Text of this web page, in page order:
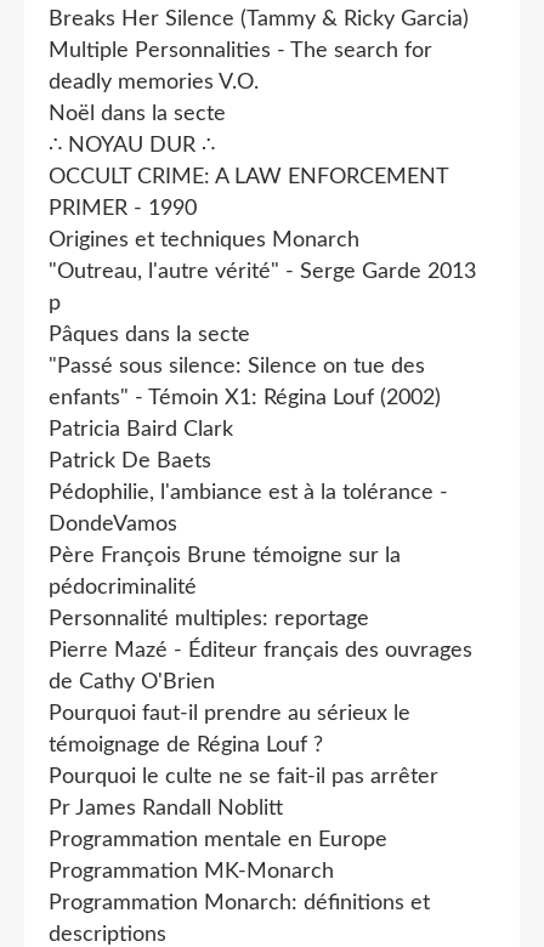
Breaks Her Silence (Tammy & Ricky Garcia)
Multiple Personnalities - The search for
deadly memories V.O.
Noël dans la secte
∴ NOYAU DUR ∴
OCCULT CRIME: A LAW ENFORCEMENT
PRIMER - 1990
Origines et techniques Monarch
"Outreau, l'autre vérité" - Serge Garde 2013
p
Pâques dans la secte
"Passé sous silence: Silence on tue des
enfants" - Témoin X1: Régina Louf (2002)
Patricia Baird Clark
Patrick De Baets
Pédophilie, l'ambiance est à la tolérance -
DondeVamos
Père François Brune témoigne sur la
pédocriminalité
Personnalité multiples: reportage
Pierre Mazé - Éditeur français des ouvrages
de Cathy O'Brien
Pourquoi faut-il prendre au sérieux le
témoignage de Régina Louf ?
Pourquoi le culte ne se fait-il pas arrêter
Pr James Randall Noblitt
Programmation mentale en Europe
Programmation MK-Monarch
Programmation Monarch: définitions et
descriptions